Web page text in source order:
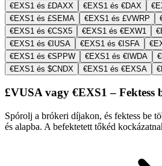
€EXS1 és £DAXX
€EXS1 és €DAX
€EXS1 és £SEMA
€EXS1 és £VWRP
€EXS1 és €CSX5
€EXS1 és €EXW1
€EXS1 és €IUSA
€EXS1 és €ISFA
€EXS1 és €SPPW
€EXS1 és €IWDA
€EXS1 és $CNDX
€EXS1 és €EXSA
£VUSA vagy €EXS1 – Fektess
Spórolj a brókeri díjakon, és fektess be
és alapba. A befektetett tőkéd